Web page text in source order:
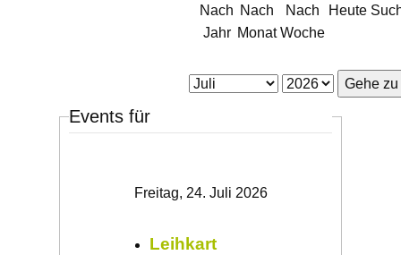
Nach
Jahr
Nach
Monat
Nach
Woche
Heute
Gehe
Events für
Freitag, 24. Juli 2026
Leihkart